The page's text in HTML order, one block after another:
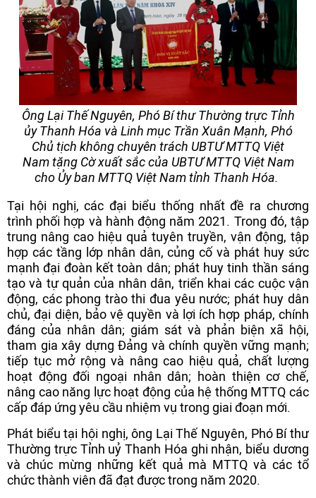
Ông Lại Thế Nguyên, Phó Bí thư Thường trực Tỉnh
ủy Thanh Hóa và Linh mục Trần Xuân Mạnh, Phó
Chủ tịch không chuyên trách UBTƯ MTTQ Việt
Nam tặng Cờ xuất sắc của UBTƯ MTTQ Việt Nam
cho Ủy ban MTTQ Việt Nam tỉnh Thanh Hóa.
Tại hội nghị, các đại biểu thống nhất đề ra chương
trình phối hợp và hành động năm 2021. Trong đó, tập
trung nâng cao hiệu quả tuyên truyền, vận động, tập
hợp các tầng lớp nhân dân, củng cố và phát huy sức
mạnh đại đoàn kết toàn dân; phát huy tinh thần sáng
tạo và tự quản của nhân dân, triển khai các cuộc vận
động, các phong trào thi đua yêu nước; phát huy dân
chủ, đại diện, bảo vệ quyền và lợi ích hợp pháp, chính
đáng của nhân dân; giám sát và phản biện xã hội,
tham gia xây dựng Đảng và chính quyền vững mạnh;
tiếp tục mở rộng và nâng cao hiệu quả, chất lượng
hoạt động đối ngoại nhân dân; hoàn thiện cơ chế,
nâng cao năng lực hoạt động của hệ thống MTTQ các
cấp đáp ứng yêu cầu nhiệm vụ trong giai đoạn mới.
Phát biểu tại hội nghị, ông Lại Thế Nguyên, Phó Bí thư
Thường trực Tỉnh uỷ Thanh Hóa ghi nhận, biểu dương
và chúc mừng những kết quả mà MTTQ và các tổ
chức thành viên đã đạt được trong năm 2020.